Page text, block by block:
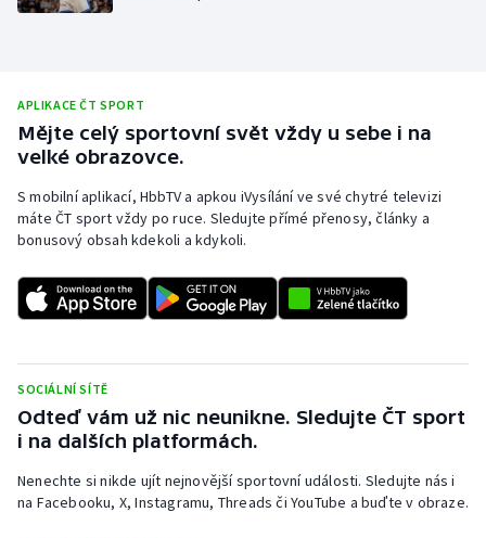
Plavání
Plážový volejbal
Ragby
Rychlostní kanoistika
Short track
Sportovní střelba
APLIKACE ČT SPORT
Mějte celý sportovní svět vždy u sebe i na
velké obrazovce.
S mobilní aplikací, HbbTV a apkou iVysílání ve své chytré televizi
máte ČT sport vždy po ruce. Sledujte přímé přenosy, články a
bonusový obsah kdekoli a kdykoli.
SOCIÁLNÍ SÍTĚ
Odteď vám už nic neunikne. Sledujte ČT sport
i na dalších platformách.
Nenechte si nikde ujít nejnovější sportovní události. Sledujte nás i
na Facebooku, X, Instagramu, Threads či YouTube a buďte v obraze.